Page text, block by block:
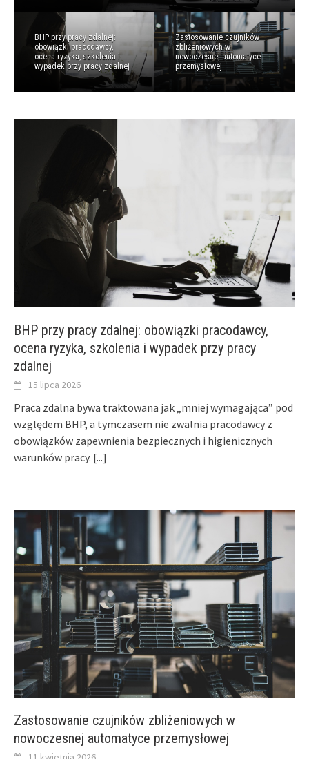
BHP przy pracy zdalnej:
obowiązki pracodawcy,
ocena ryzyka, szkolenia i
wypadek przy pracy zdalnej
Zastosowanie czujników
zbliżeniowych w
nowoczesnej automatyce
przemysłowej
BHP przy pracy zdalnej: obowiązki pracodawcy,
ocena ryzyka, szkolenia i wypadek przy pracy
zdalnej
15 lipca 2026
Praca zdalna bywa traktowana jak „mniej wymagająca” pod
względem BHP, a tymczasem nie zwalnia pracodawcy z
obowiązków zapewnienia bezpiecznych i higienicznych
warunków pracy. [...]
Zastosowanie czujników zbliżeniowych w
nowoczesnej automatyce przemysłowej